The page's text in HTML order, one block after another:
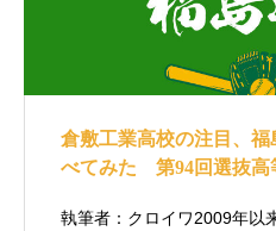
倉敷工業高校の注目、
べてみた 第94回選抜
執筆者：クロイワ2009年以